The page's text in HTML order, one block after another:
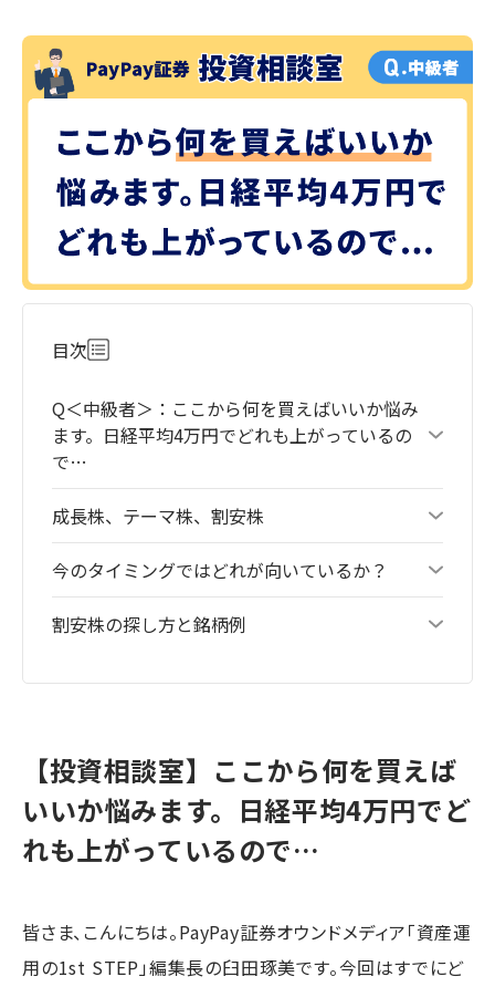
目次
Q＜中級者＞：ここから何を買えばいいか悩み
ます。日経平均4万円でどれも上がっているの
で…
成長株、テーマ株、割安株
今のタイミングではどれが向いているか？
割安株の探し方と銘柄例
【投資相談室】ここから何を買えば
いいか悩みます。日経平均4万円でど
れも上がっているので…
皆さま、こんにちは。PayPay証券オウンドメディア「資産運
用の1st STEP」編集長の臼田琢美です。今回はすでにど